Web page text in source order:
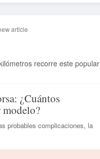
article
recorre este popular
¿Cuántos
probables complicaciones, la